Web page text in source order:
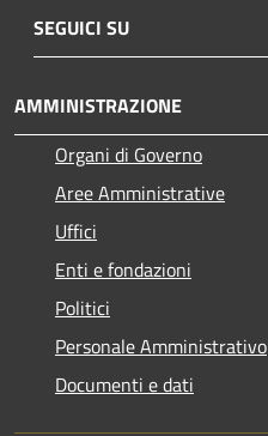
SEGUICI SU
AMMINISTRAZIONE
Organi di Governo
Aree Amministrative
Uffici
Enti e fondazioni
Politici
Personale Amministrativo
Documenti e dati